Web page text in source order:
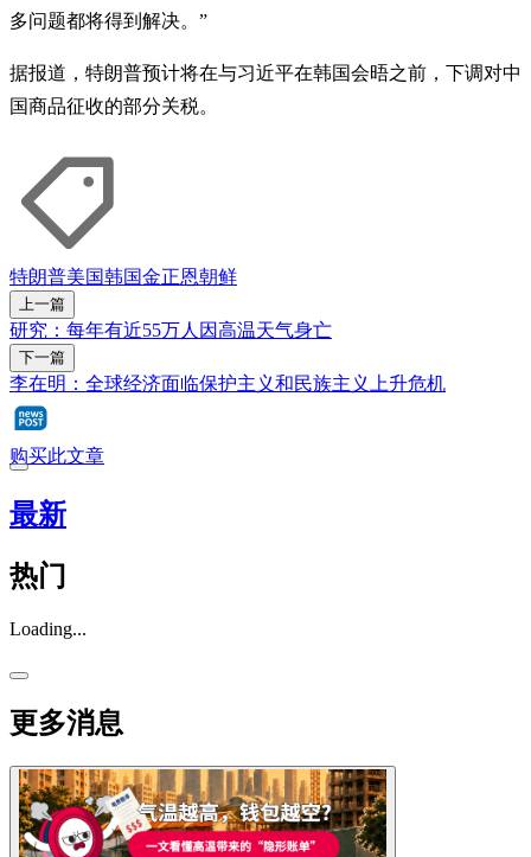
多问题都将得到解决。”
据报道，特朗普预计将在与习近平在韩国会晤之前，下调对中
国商品征收的部分关税。
特朗普美国韩国金正恩朝鲜
上一篇
研究：每年有近55万人因高温天气身亡
下一篇
李在明：全球经济面临保护主义和民族主义上升危机
购买此文章
最新
热门
Loading...
更多消息